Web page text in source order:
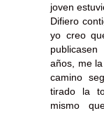
joven
Difiero
yo creo
años, me
camino
tirado la
mismo